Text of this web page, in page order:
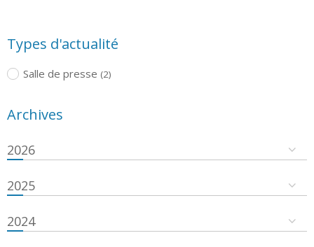
Types d'actualité
Salle de presse (2)
Archives
2026
2025
2024